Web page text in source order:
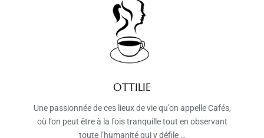
OTTILIE
Une passionnée de ces lieux de vie qu’on appelle Cafés,
où l’on peut être à la fois tranquille tout en observant
toute l’humanité qui y défile …